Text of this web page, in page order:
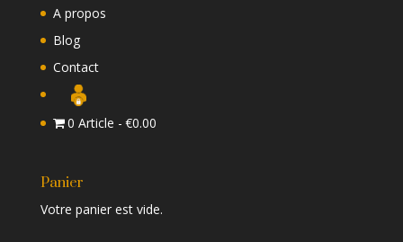
A propos
Blog
Contact
0 Article €0.00
Panier
Votre panier est vide.